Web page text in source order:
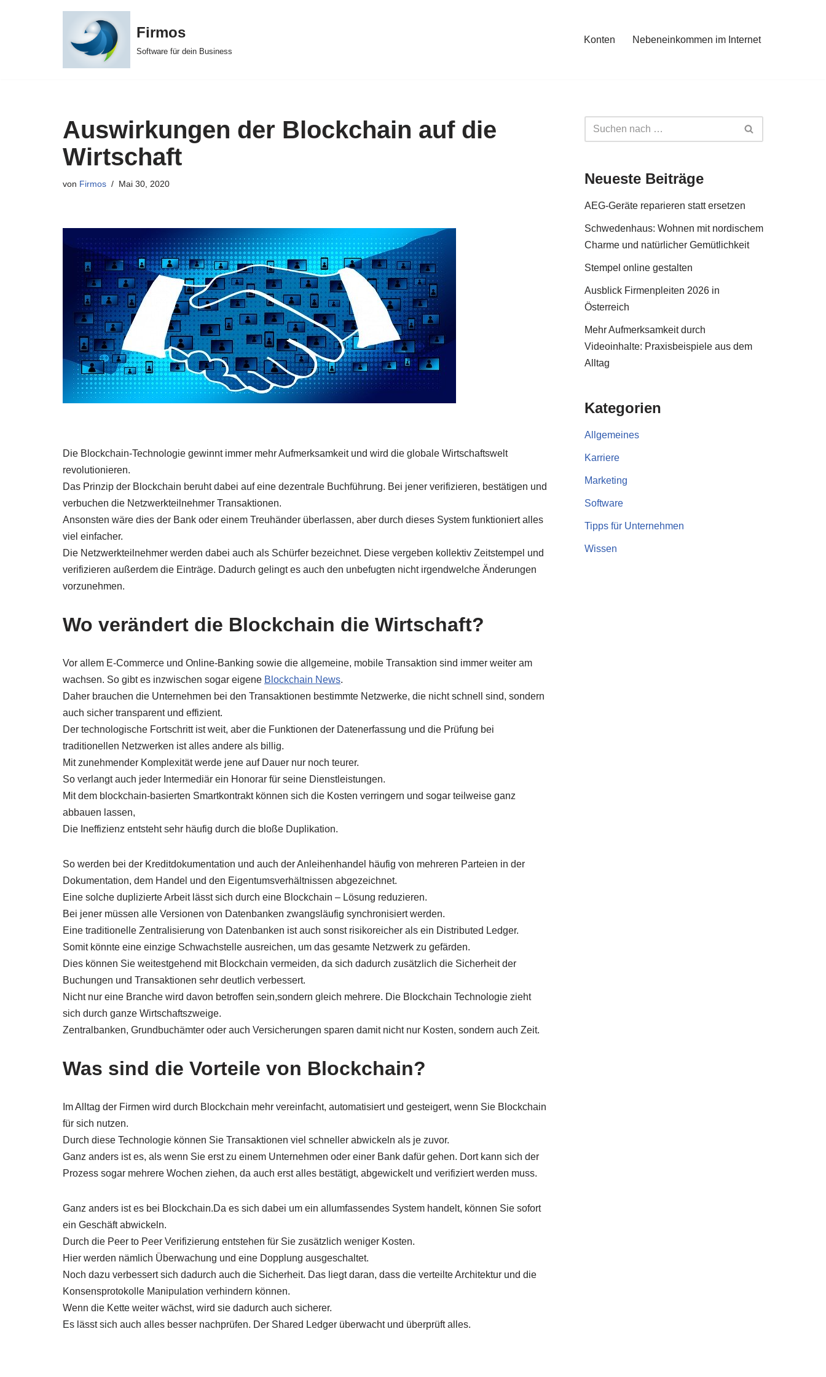
Firmos
Software für dein Business
Konten Nebeneinkommen im Internet
Auswirkungen der Blockchain auf die
Wirtschaft
von Firmos Mai 30, 2020
Die Blockchain-Technologie gewinnt immer mehr Aufmerksamkeit und wird die globale Wirtschaftswelt
revolutionieren.
Das Prinzip der Blockchain beruht dabei auf eine dezentrale Buchführung. Bei jener verifizieren, bestätigen und
verbuchen die Netzwerkteilnehmer Transaktionen.
Ansonsten wäre dies der Bank oder einem Treuhänder überlassen, aber durch dieses System funktioniert alles
viel einfacher.
Die Netzwerkteilnehmer werden dabei auch als Schürfer bezeichnet. Diese vergeben kollektiv Zeitstempel und
verifizieren außerdem die Einträge. Dadurch gelingt es auch den unbefugten nicht irgendwelche Änderungen
vorzunehmen.
Wo verändert die Blockchain die Wirtschaft?
Vor allem E-Commerce und Online-Banking sowie die allgemeine, mobile Transaktion sind immer weiter am
wachsen. So gibt es inzwischen sogar eigene Blockchain News.
Daher brauchen die Unternehmen bei den Transaktionen bestimmte Netzwerke, die nicht schnell sind, sondern
auch sicher transparent und effizient.
Der technologische Fortschritt ist weit, aber die Funktionen der Datenerfassung und die Prüfung bei
traditionellen Netzwerken ist alles andere als billig.
Mit zunehmender Komplexität werde jene auf Dauer nur noch teurer.
So verlangt auch jeder Intermediär ein Honorar für seine Dienstleistungen.
Mit dem blockchain-basierten Smartkontrakt können sich die Kosten verringern und sogar teilweise ganz
abbauen lassen,
Die Ineffizienz entsteht sehr häufig durch die bloße Duplikation.
So werden bei der Kreditdokumentation und auch der Anleihenhandel häufig von mehreren Parteien in der
Dokumentation, dem Handel und den Eigentumsverhältnissen abgezeichnet.
Eine solche duplizierte Arbeit lässt sich durch eine Blockchain – Lösung reduzieren.
Bei jener müssen alle Versionen von Datenbanken zwangsläufig synchronisiert werden.
Eine traditionelle Zentralisierung von Datenbanken ist auch sonst risikoreicher als ein Distributed Ledger.
Somit könnte eine einzige Schwachstelle ausreichen, um das gesamte Netzwerk zu gefärden.
Dies können Sie weitestgehend mit Blockchain vermeiden, da sich dadurch zusätzlich die Sicherheit der
Buchungen und Transaktionen sehr deutlich verbessert.
Nicht nur eine Branche wird davon betroffen sein,sondern gleich mehrere. Die Blockchain Technologie zieht
sich durch ganze Wirtschaftszweige.
Zentralbanken, Grundbuchämter oder auch Versicherungen sparen damit nicht nur Kosten, sondern auch Zeit.
Was sind die Vorteile von Blockchain?
Im Alltag der Firmen wird durch Blockchain mehr vereinfacht, automatisiert und gesteigert, wenn Sie Blockchain
für sich nutzen.
Durch diese Technologie können Sie Transaktionen viel schneller abwickeln als je zuvor.
Ganz anders ist es, als wenn Sie erst zu einem Unternehmen oder einer Bank dafür gehen. Dort kann sich der
Prozess sogar mehrere Wochen ziehen, da auch erst alles bestätigt, abgewickelt und verifiziert werden muss.
Ganz anders ist es bei Blockchain.Da es sich dabei um ein allumfassendes System handelt, können Sie sofort
ein Geschäft abwickeln.
Durch die Peer to Peer Verifizierung entstehen für Sie zusätzlich weniger Kosten.
Hier werden nämlich Überwachung und eine Dopplung ausgeschaltet.
Noch dazu verbessert sich dadurch auch die Sicherheit. Das liegt daran, dass die verteilte Architektur und die
Konsensprotokolle Manipulation verhindern können.
Wenn die Kette weiter wächst, wird sie dadurch auch sicherer.
Es lässt sich auch alles besser nachprüfen. Der Shared Ledger überwacht und überprüft alles.
Neueste Beiträge
AEG-Geräte reparieren statt ersetzen
Schwedenhaus: Wohnen mit nordischem
Charme und natürlicher Gemütlichkeit
Stempel online gestalten
Ausblick Firmenpleiten 2026 in
Österreich
Mehr Aufmerksamkeit durch
Videoinhalte: Praxisbeispiele aus dem
Alltag
Kategorien
Allgemeines
Karriere
Marketing
Software
Tipps für Unternehmen
Wissen